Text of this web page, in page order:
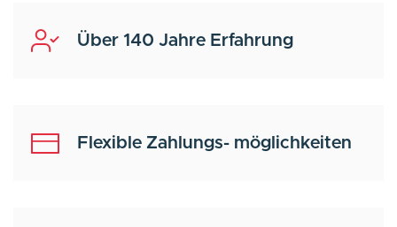
Über 140 Jahre Erfahrung
Flexible Zahlungs- möglichkeiten